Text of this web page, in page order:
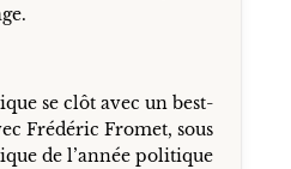
se clôt avec un best-
Frédéric Fromet, sous
de l’année politique